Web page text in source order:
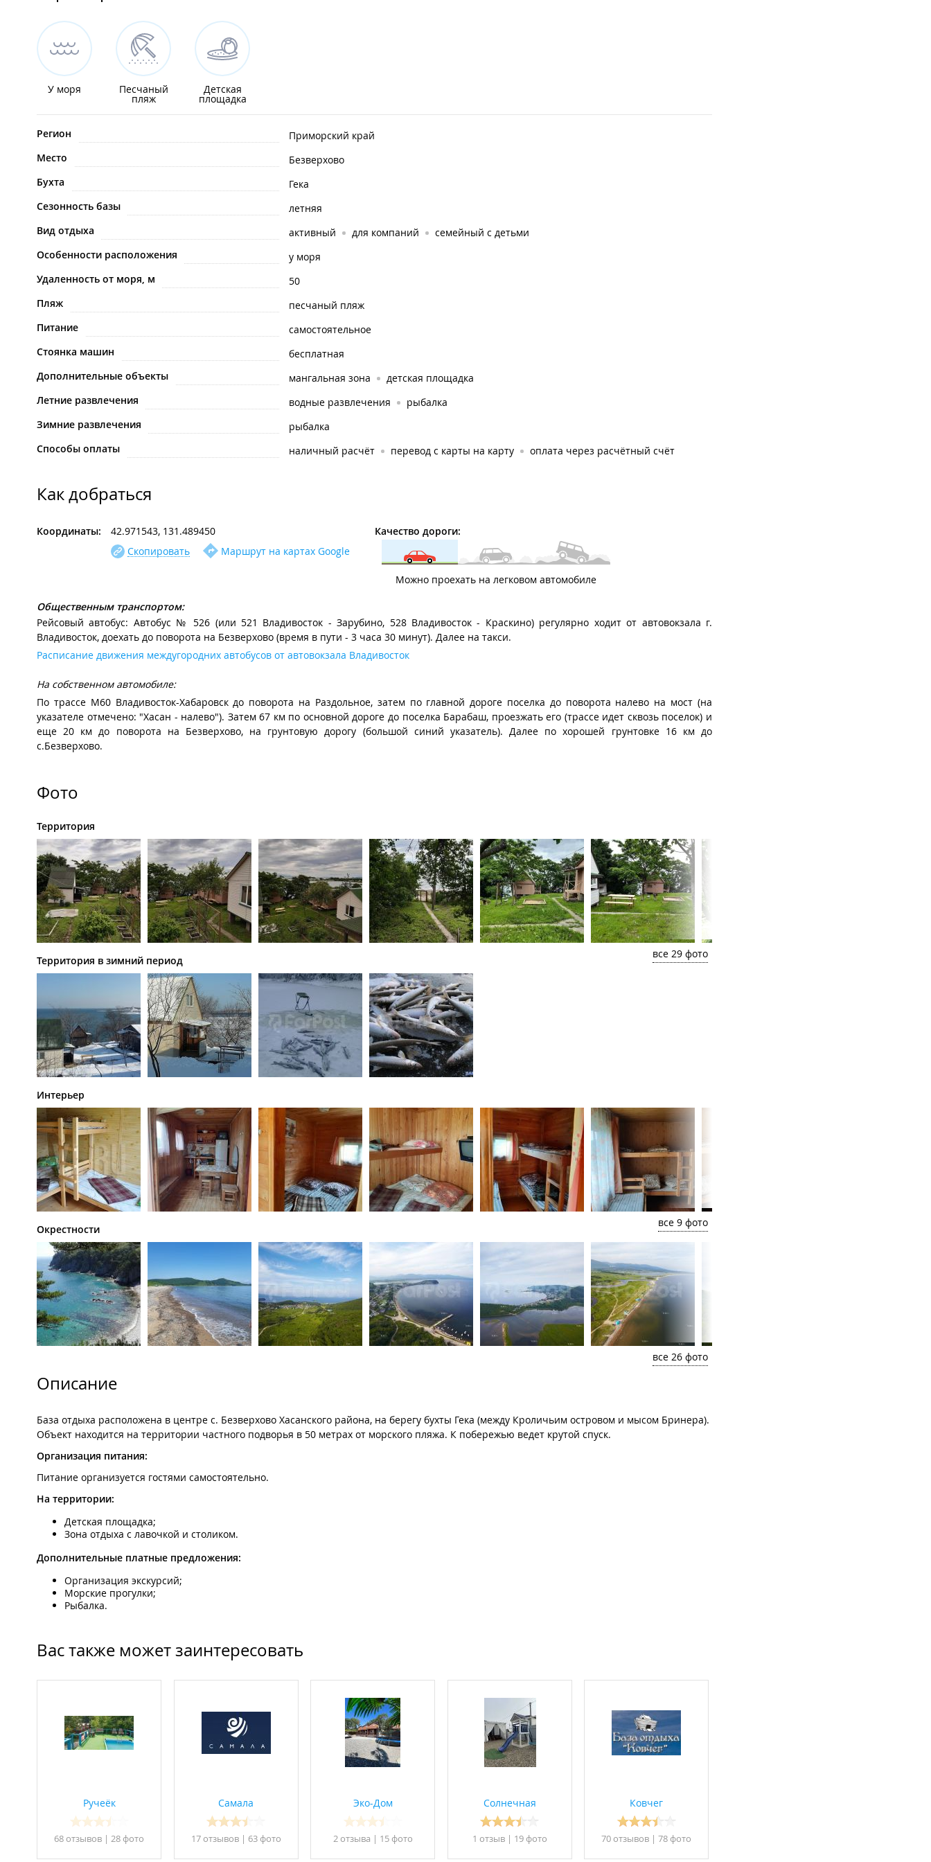
У моря Песчаный
пляж
Детская
площадка
Регион
Приморский край
Место
Безверхово
Бухта
Гека
Сезонность базы
летняя
Вид отдыха
активный для компаний
семейный с детьми
Особенности расположения
у моря
Удаленность от моря, м
50
Пляж
песчаный пляж
Питание
самостоятельное
Стоянка машин
бесплатная
Дополнительные объекты
мангальная зона
детская площадка
Летние развлечения
водные развлечения
рыбалка
Зимние развлечения
рыбалка
Способы оплаты
наличный расчёт перевод с карты на карту оплата через расчётный счёт
Как добраться
Координаты:
42.971543, 131.489450
Скопировать
Маршрут на картах Google
Качество дороги:
Можно проехать на легковом автомобиле
Общественным транспортом:
Рейсовый автобус: Автобус № 526 (или 521 Владивосток - Зарубино, 528 Владивосток - Краскино) регулярно ходит от автовокзала г.
Владивосток, доехать до поворота на Безверхово (время в пути - 3 часа 30 минут). Далее на такси.
Расписание движения междугородних автобусов от автовокзала Владивосток
На собственном автомобиле:
По трассе М60 Владивосток-Хабаровск до поворота на Раздольное, затем по главной дороге поселка до поворота налево на мост (на
указателе отмечено: "Хасан - налево"). Затем 67 км по основной дороге до поселка Барабаш, проезжать его (трассе идет сквозь поселок) и
еще 20 км до поворота на Безверхово, на грунтовую дорогу (большой синий указатель). Далее по хорошей грунтовке 16 км до
с.Безверхово.
Фото
Территория
все 29 фото
Территория в зимний период
Интерьер
все 9 фото
Окрестности
все 26 фото
Описание
База отдыха расположена в центре с. Безверхово Хасанского района, на берегу бухты Гека (между Кроличьим островом и мысом Бринера).
Объект находится на территории частного подворья в 50 метрах от морского пляжа. К побережью ведет крутой спуск.
Организация питания:
Питание организуется гостями самостоятельно.
На территории:
Детская площадка;
Зона отдыха с лавочкой и столиком.
Дополнительные платные предложения:
Организация экскурсий;
Морские прогулки;
Рыбалка.
Вас также может заинтересовать
Ручеёк
68 отзывов | 28 фото
Самала
17 отзывов| 63 фото
Эко-Дом
2 отзывa | 15 фото
Солнечная
1 отзыв | 19 фото
Ковчег
70 отзывов | 78 фото